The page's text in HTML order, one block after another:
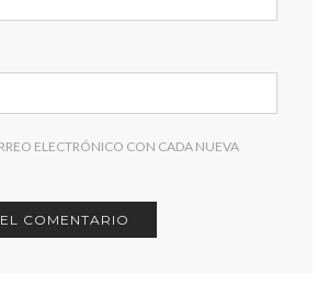
ELECTRÓNICO CON CADA NUEVA